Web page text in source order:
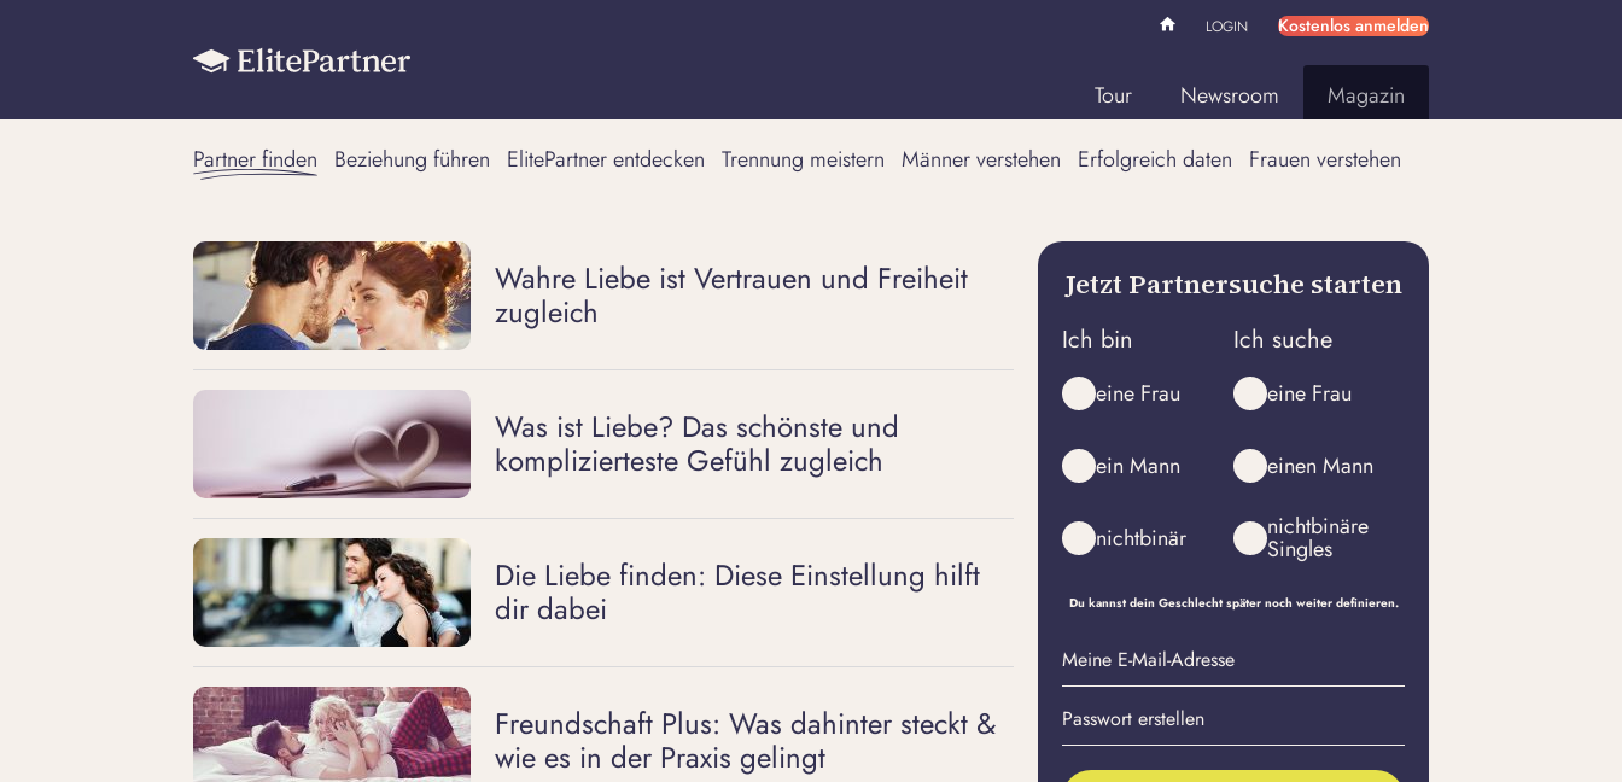
LOGIN Kostenlos anmelden
Tour Newsroom Magazin
Partner finden Beziehung führen ElitePartner entdecken Trennung meistern Männer verstehen Erfolgreich daten Frauen verstehen
Wahre Liebe ist Vertrauen und Freiheit
zugleich
Was ist Liebe? Das schönste und
komplizierteste Gefühl zugleich
Die Liebe finden: Diese Einstellung hilft
dir dabei
Freundschaft Plus: Was dahinter steckt &
wie es in der Praxis gelingt
Jetzt Partnersuche starten
Ich bin
eine Frau
ein Mann
nichtbinär
Ich suche
eine Frau
einen Mann
nichtbinäre
Singles
Du kannst dein Geschlecht später noch weiter definieren.
Meine
E-
Mail-
Adresse
Passwort
erstellen